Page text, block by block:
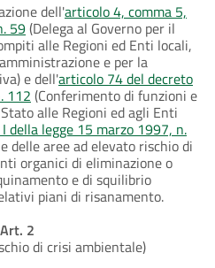
dell'articolo 4, comma 5,
59(Delega al Governo per il
alle Regioni ed Enti locali,
e per la
e dell'articolo 74 del decreto
112 (Conferimento di funzioni e
alle Regioni ed agli Enti
I della legge 15 marzo 1997, n.
delle aree ad elevato rischio di
organici di eliminazione o
e di squilibrio
piani di risanamento.
Art. 2
di crisi ambientale)